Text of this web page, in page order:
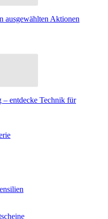
ausgewählten Aktionen
entdecke Technik für